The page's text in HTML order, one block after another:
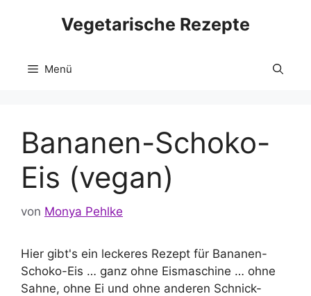
Vegetarische Rezepte
Menü
Bananen-Schoko-
Eis (vegan)
von Monya Pehlke
Hier gibt's ein leckeres Rezept für Bananen-
Schoko-Eis … ganz ohne Eismaschine … ohne
Sahne, ohne Ei und ohne anderen Schnick-